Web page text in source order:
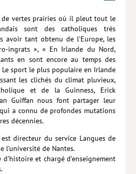
collection
DE CONFIDENTIALITÉ
LÉGALES
RELATIVE AUX COOKIES
de vertes prairies où il pleut tout le
sont des catholiques très
avoir tant obtenu de l’Europe, les
ingrats », « En Irlande du Nord,
en sont encore au temps des
sport le plus populaire en Irlande
les clichés du climat pluvieux,
et de la Guinness, Erick
Guiffan nous font partager leur
a connu de profondes mutations
décennies.
est directeur du service Langues de
l’université de Nantes.
et chargé d’enseignement